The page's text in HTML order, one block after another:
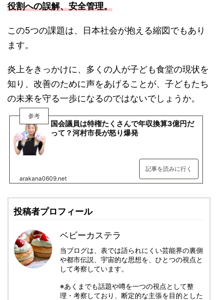
役割への誤解、安全管理。
この5つの課題は、日本社会が抱える縮図でもあり
ます。
炎上をきっかけに、多くの人が子ども食堂の現状を
知り、改善のために声をあげることが、子どもたち
の未来を守る一歩になるのではないでしょうか。
参考
国会議員は特権たくさんで年収換算3億円だ
って？河村市長が怒り爆発
記事を読みに行く
arakana0609.net
投稿者プロフィール
ベビーカステラ
当ブログは、表では語られにくい芸能界の裏側
や都市伝説、宇宙的な思想を、ひとつの視点と
して考察しています。
※あくまでも話題や噂を一つの視点として整
理・考察しており、断定的な主張を目的とした